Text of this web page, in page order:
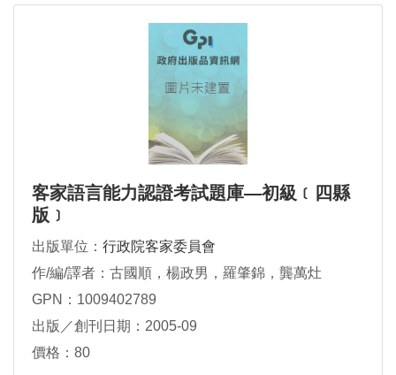
客家語言能力認證考試題庫—初級﹝四縣
版﹞
出版單位： 行政院客家委員會
作/編/譯者：古國順，楊政男，羅肇錦，龔萬灶
GPN：1009402789
出版／創刊日期：2005-09
價格：80